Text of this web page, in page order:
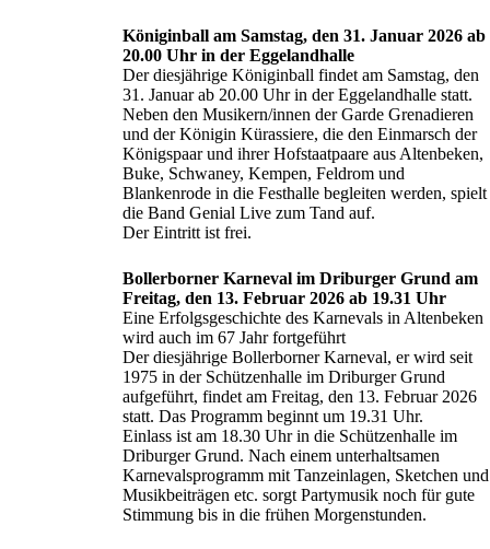
Königinball am Samstag, den 31. Januar 2026 ab
20.00 Uhr in der Eggelandhalle
Der diesjährige Königinball findet am Samstag, den
31. Januar ab 20.00 Uhr in der Eggelandhalle statt.
Neben den Musikern/innen der Garde Grenadieren
und der Königin Kürassiere, die den Einmarsch der
Königspaar und ihrer Hofstaatpaare aus Altenbeken,
Buke, Schwaney, Kempen, Feldrom und
Blankenrode in die Festhalle begleiten werden, spielt
die Band Genial Live zum Tand auf.
Der Eintritt ist frei.
Bollerborner Karneval im Driburger Grund am
Freitag, den 13. Februar 2026 ab 19.31 Uhr
Eine Erfolgsgeschichte des Karnevals in Altenbeken
wird auch im 67 Jahr fortgeführt
Der diesjährige Bollerborner Karneval, er wird seit
1975 in der Schützenhalle im Driburger Grund
aufgeführt, findet am Freitag, den 13. Februar 2026
statt. Das Programm beginnt um 19.31 Uhr.
Einlass ist am 18.30 Uhr in die Schützenhalle im
Driburger Grund. Nach einem unterhaltsamen
Karnevalsprogramm mit Tanzeinlagen, Sketchen und
Musikbeiträgen etc. sorgt Partymusik noch für gute
Stimmung bis in die frühen Morgenstunden.